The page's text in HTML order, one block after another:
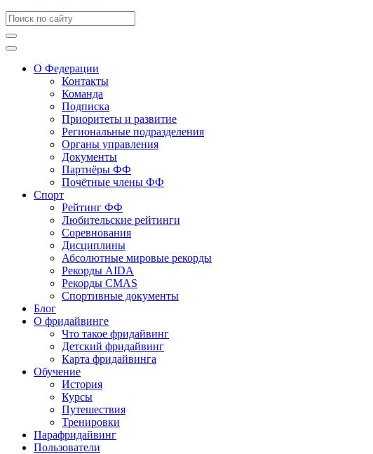
О Федерации
Контакты
Команда
Подписка
Приоритеты и развитие
Региональные подразделения
Органы управления
Документы
Партнёры ФФ
Почётные члены ФФ
Спорт
Рейтинг ФФ
Любительские рейтинги
Соревнования
Дисциплины
Абсолютные мировые рекорды
Рекорды AIDA
Рекорды CMAS
Спортивные документы
Блог
О фридайвинге
Что такое фридайвинг
Детский фридайвинг
Карта фридайвинга
Обучение
История
Курсы
Путешествия
Тренировки
Парафридайвинг
Пользователи